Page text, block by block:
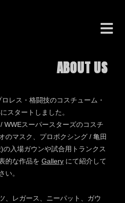
ABOUT US
レス・格闘技のコスチューム・
スタートしました。
WWEスーパースターズのコスチ
のマスク、プロボクシング / 亀田
入場ガウンや試合用トランクス
的な作品を Gallery にて紹介して
い。
、レガース、ニーパット、ガウ